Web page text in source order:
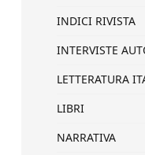
INDICI RIVISTA
INTERVISTE
LETTERATURA
LIBRI
NARRATIVA